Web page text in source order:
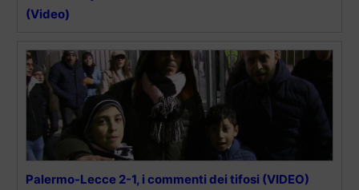
(Video)
Palermo-Lecce 2-1, i commenti dei tifosi (VIDEO)